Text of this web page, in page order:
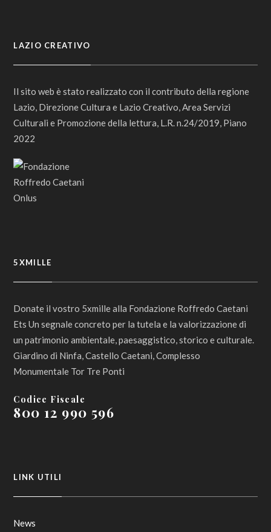
LAZIO CREATIVO
Il sito web è stato realizzato con il contributo della regione
Lazio, Direzione Cultura e Lazio Creativo, Area Servizi
Culturali e Promozione della lettura, L.R. n.24/2019, Piano
2022
5XMILLE
Donate il vostro 5xmille alla Fondazione Roffredo Caetani
Ets Un segnale concreto per la tutela e la valorizzazione di
un patrimonio ambientale, paesaggistico, storico e culturale.
Giardino di Ninfa, Castello Caetani, Complesso
Monumentale Tor Tre Ponti
Codice Fiscale
800 12 990 596
LINK UTILI
News